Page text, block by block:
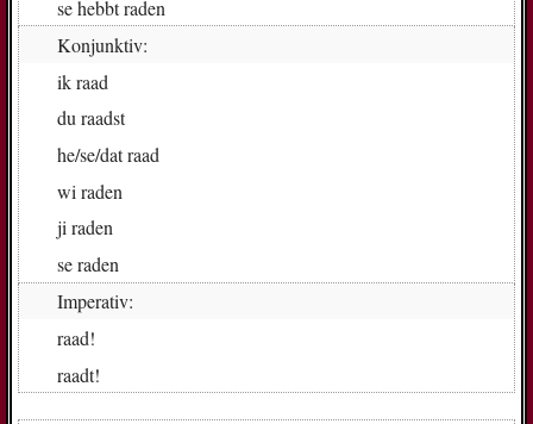
sehebbt ra­den
Konjunktiv:
ikraad
duraadst
he/se/datraad
wi ra­den
jira­den
sera­den
Imperativ:
raad!
raadt!